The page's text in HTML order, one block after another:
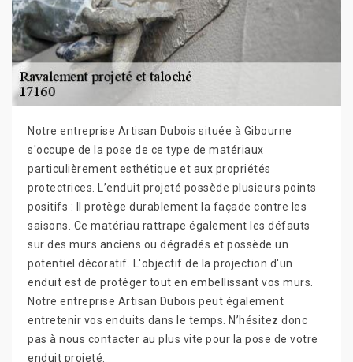
Notre entreprise Artisan Dubois située à Gibourne
s'occupe de la pose de ce type de matériaux
particulièrement esthétique et aux propriétés
protectrices. L’enduit projeté possède plusieurs points
positifs : Il protège durablement la façade contre les
saisons. Ce matériau rattrape également les défauts
sur des murs anciens ou dégradés et possède un
potentiel décoratif. L'objectif de la projection d'un
enduit est de protéger tout en embellissant vos murs.
Notre entreprise Artisan Dubois peut également
entretenir vos enduits dans le temps. N’hésitez donc
pas à nous contacter au plus vite pour la pose de votre
enduit projeté.